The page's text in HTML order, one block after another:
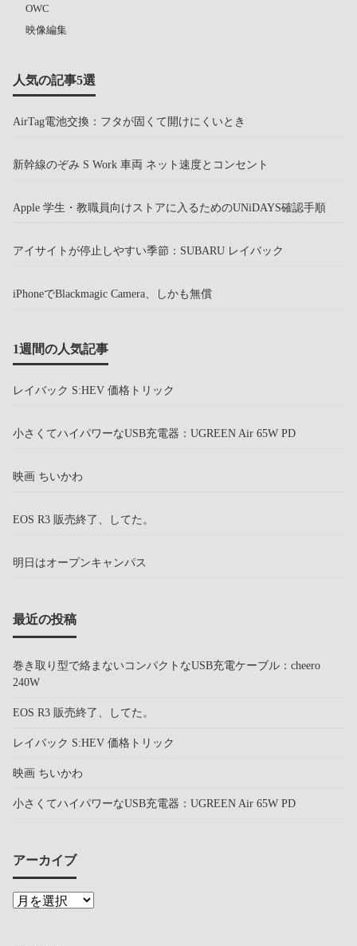
OWC
映像編集
人気の記事5選
AirTag電池交換：フタが固くて開けにくいとき
新幹線のぞみ S Work 車両 ネット速度とコンセント
Apple 学生・教職員向けストアに入るためのUNiDAYS確認手順
アイサイトが停止しやすい季節：SUBARU レイバック
iPhoneでBlackmagic Camera、しかも無償
1週間の人気記事
レイバック S:HEV 価格トリック
小さくてハイパワーなUSB充電器：UGREEN Air 65W PD
映画 ちいかわ
EOS R3 販売終了、してた。
明日はオープンキャンパス
最近の投稿
巻き取り型で絡まないコンパクトなUSB充電ケーブル：cheero
240W
EOS R3 販売終了、してた。
レイバック S:HEV 価格トリック
映画 ちいかわ
小さくてハイパワーなUSB充電器：UGREEN Air 65W PD
アーカイブ